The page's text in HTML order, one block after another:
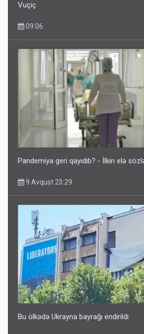
Vuçiç
09:06
Pandemiya geri qayıdıb? - İlkin elə
9 Avqust 23:29
Bu ölkədə Ukrayna bayrağı endirildi